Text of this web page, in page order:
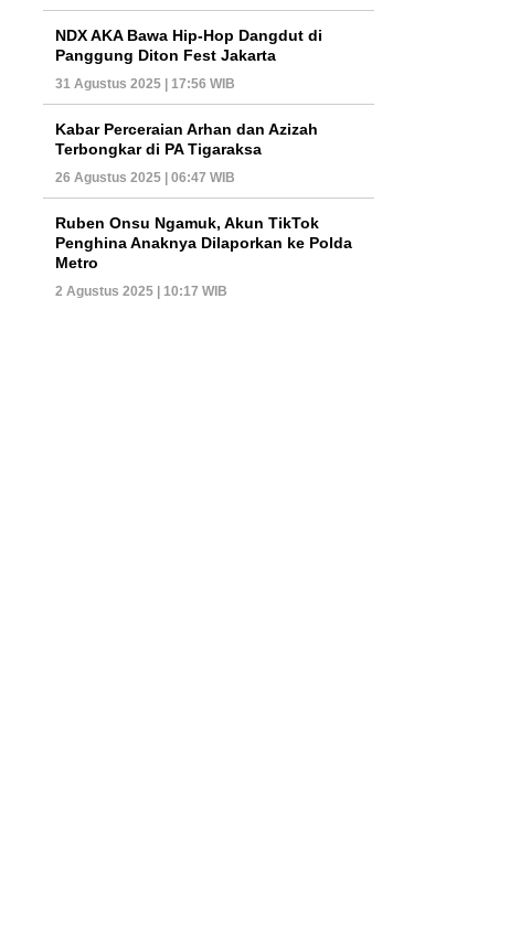
NDX AKA Bawa Hip-Hop Dangdut di
Panggung Diton Fest Jakarta
31 Agustus 2025 | 17:56 WIB
Kabar Perceraian Arhan dan Azizah
Terbongkar di PA Tigaraksa
26 Agustus 2025 | 06:47 WIB
Ruben Onsu Ngamuk, Akun TikTok
Penghina Anaknya Dilaporkan ke Polda
Metro
2 Agustus 2025 | 10:17 WIB